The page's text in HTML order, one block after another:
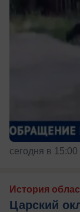
сегодня в 15:00
История
Царский